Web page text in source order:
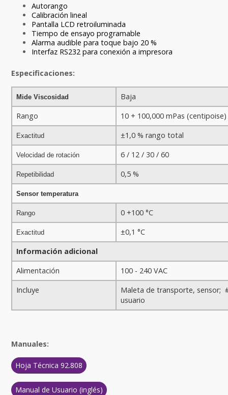
Autorango
Calibración lineal
Pantalla LCD retroiluminada
Tiempo de ensayo programable
Alarma audible para toque bajo 20 %
Interfaz RS232 para conexión a impresora
Especificaciones:
Mide Viscosidad
Baja
Rango
10 + 100,000 mPas (centipoise)
Exactitud ±1,0 % rango total
Velocidad de rotación 6 / 12 / 30 / 60
Repetibilidad 0,5 %
Sensor temperatura
Rango 0 +100 °C
Exactitud
±0,1 °C
Información adicional
Alimentación
100 - 240 VAC
Incluye
Maleta de transporte, sensor;
usuario
Manuales:
Hoja Técnica 92.808
Manual de Usuario (inglés)